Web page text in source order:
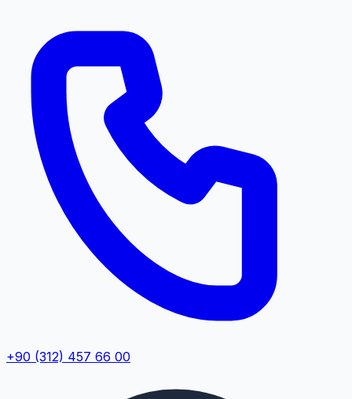
+90 (312) 457 66 00